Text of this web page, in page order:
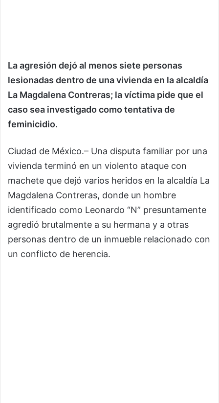
La agresión dejó al menos siete personas
lesionadas dentro de una vivienda en la alcaldía
La Magdalena Contreras; la víctima pide que el
caso sea investigado como tentativa de
feminicidio.
Ciudad de México.– Una disputa familiar por una
vivienda terminó en un violento ataque con
machete que dejó varios heridos en la alcaldía La
Magdalena Contreras, donde un hombre
identificado como Leonardo “N” presuntamente
agredió brutalmente a su hermana y a otras
personas dentro de un inmueble relacionado con
un conflicto de herencia.